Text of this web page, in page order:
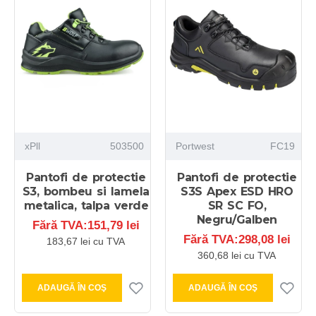
xPll 503500
Pantofi de protectie
S3, bombeu si lamela
metalica, talpa verde
Fără TVA:151,79 lei
183,67 lei cu TVA
ADAUGĂ ÎN COŞ
Portwest FC19
Pantofi de protectie
S3S Apex ESD HRO
SR SC FO,
Negru/Galben
Fără TVA:298,08 lei
360,68 lei cu TVA
ADAUGĂ ÎN COŞ